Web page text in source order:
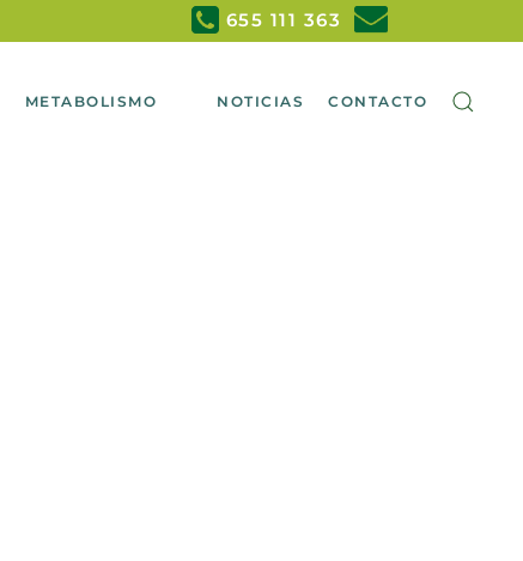
655 111 363
METABOLISMO NOTICIAS CONTACTO